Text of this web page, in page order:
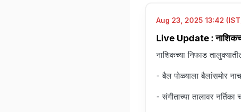
Aug 23, 2025 13:42
Live Update :
नाशिकच्या निफाड
- बैल पोळ्याला बैलांसमोर
- संगीताच्या तालावर नर्तिका